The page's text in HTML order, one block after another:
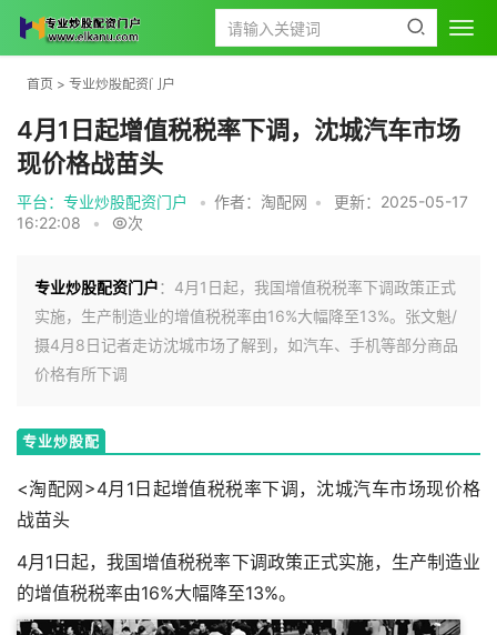
首页 > 专业炒股配资门户
4月1日起增值税税率下调，沈城汽车市场
现价格战苗头
平台：专业炒股配资门户 • 作者：淘配网 •
更新：2025-05-17
16:22:08
• 次
专业炒股配资门户：4月1日起，我国增值税税率下调政策正式
实施，生产制造业的增值税税率由16%大幅降至13%。张文魁/
摄4月8日记者走访沈城市场了解到，如汽车、手机等部分商品
价格有所下调
专业炒股配
<淘配网>4月1日起增值税税率下调，沈城汽车市场现价格
战苗头
4月1日起，我国增值税税率下调政策正式实施，生产制造业
的增值税税率由16%大幅降至13%。